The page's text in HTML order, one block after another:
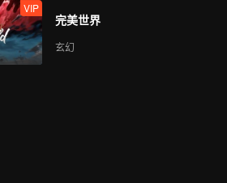
VIP
完美世界
玄幻